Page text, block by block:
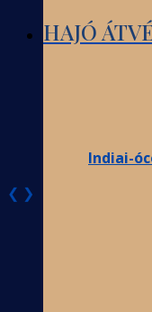
Indiai-
HAJÓ
❮ ❯